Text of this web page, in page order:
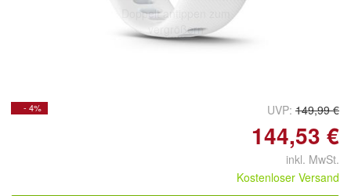
Doppelt antippen zum
vergrößern
- 4% UVP: 149,99 €
144,53 €
inkl. MwSt.
Kostenloser Versand